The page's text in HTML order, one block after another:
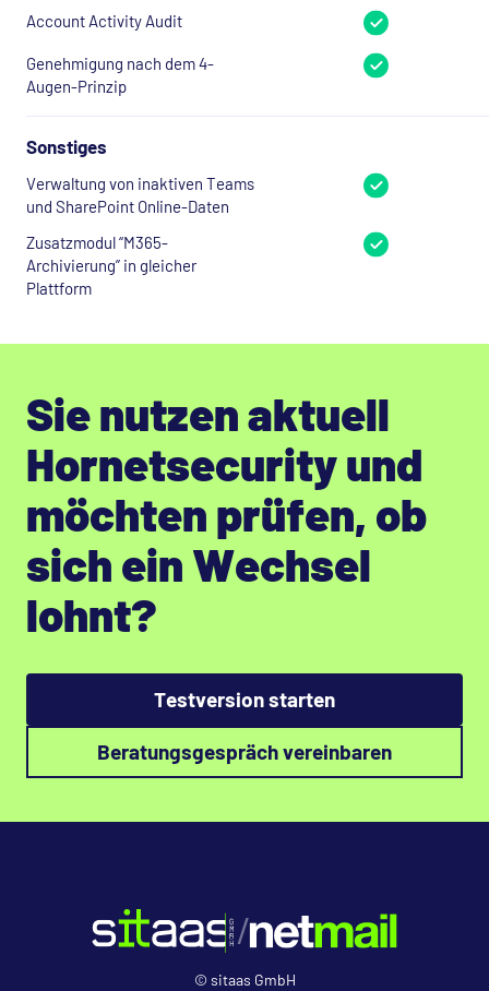
Account Activity Audit
Genehmigung nach dem 4-
Augen-Prinzip
Sonstiges
Verwaltung von inaktiven Teams
und SharePoint Online-Daten
Zusatzmodul “M365-
Archivierung” in gleicher
Plattform
Sie nutzen aktuell
Hornetsecurity und
möchten prüfen, ob
sich ein Wechsel
lohnt?
Testversion starten
Beratungsgespräch vereinbaren
© sitaas GmbH